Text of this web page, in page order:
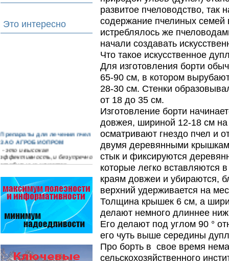
Это интересно
Препараты для лечения пчел
ЗАО АГРОБИОПРОМ
- это и высокая
эффективность, и безупречно
стабильные качество…
Препараты для лечения пчел
ЗАО АГРОБИОПРОМ
обеспечивают самые высокие
показатели сохранности
пчел и рентабельность
пасеки.
Варроадез - это лучшее
для лечения варроатоза и
действует на два вида
развитое пчеловодство, так
содержание пчелиных
истреблялось же
начали создавать
Что такое искусственное
Для изготовления борти
65-90 см, в котором
28-30 см. Стенки
от 18 до 35 см.
Изготовление борти
довжея, шириной 12-18 см
осматривают гнездо пчел и
двумя деревянными
стык и фиксируются
которые легко вставляются
краям довжеи и убираются,
верхний удерживается на
Толщина крышек 6 см, а
делают немного длиннее
Его делают под углом 90 °
его чуть выше середины
Про борть в свое время
сельскохозяйственного